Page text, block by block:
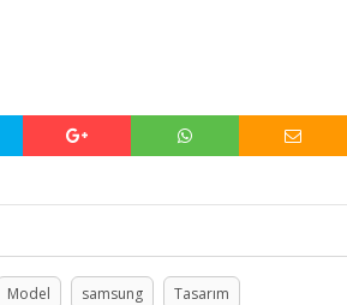
Model samsung Tasarım